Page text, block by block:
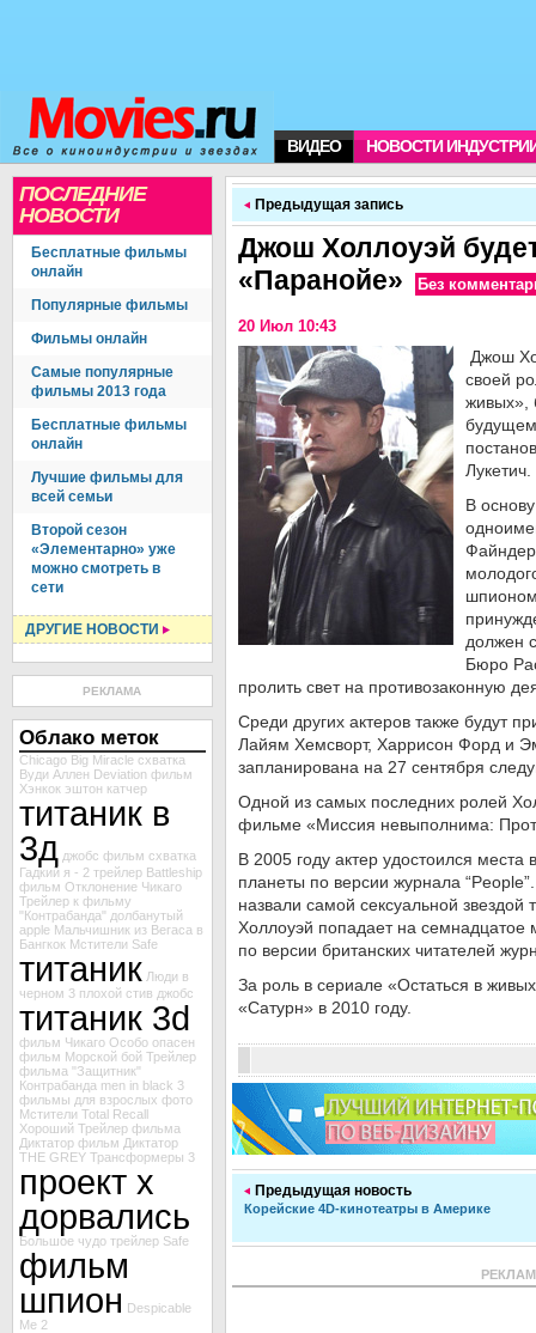
ВИДЕО НОВОСТИ
ПОСЛЕДНИЕ
НОВОСТИ
Бесплатные фильмы
онлайн
Популярные фильмы
Фильмы онлайн
Самые популярные
фильмы 2013 года
Бесплатные фильмы
онлайн
Лучшие фильмы для
всей семьи
Второй сезон
«Элементарно» уже
можно смотреть в
сети
ДРУГИЕ НОВОСТИ
РЕКЛАМА
Облако меток
Chicago Big Miracle схватка
Вуди Аллен Deviation фильм
Хэнкок эштон катчер
титаник в
3д джобс фильм схватка
Гадкий я - 2 трейлер Battleship
фильм Отклонение Чикаго
Трейлер к фильму
"Контрабанда" долбанутый
apple Мальчишник из Вегаса в
Бангкок Мстители Safe
титаник Люди в
черном 3 плохой стив джобс
титаник 3d
фильм Чикаго Особо опасен
фильм Морской бой Трейлер
фильма "Защитник"
Контрабанда men in black 3
фильмы для взрослых фото
Мстители Total Recall
Хороший Трейлер фильма
Диктатор фильм Диктатор
THE GREY Трансформеры 3
проект х
дорвались
Большое чудо трейлер Safe
фильм
шпион Despicable
Me 2
Предыдущая запись
Джош Холлоуэй
«Паранойе»
Без
20 Июл 10:43
Джош
своей
живых»,
Лукетич.
В
должен
Бюро
пролить свет на противозаконную
Среди других актеров также будут
Лайям Хемсворт, Харрисон Форд и
запланирована на 27 сентября
Одной из самых последних ролей
фильме «Миссия невыполнима:
В 2005 году актер удостоился
планеты по версии журнала
назвали самой сексуальной
Холлоуэй попадает на семнадцатое
по версии британских читателей
За роль в сериале «Остаться в
«Сатурн» в 2010 году.
Предыдущая новость
Корейские 4D-кинотеатры в Америке